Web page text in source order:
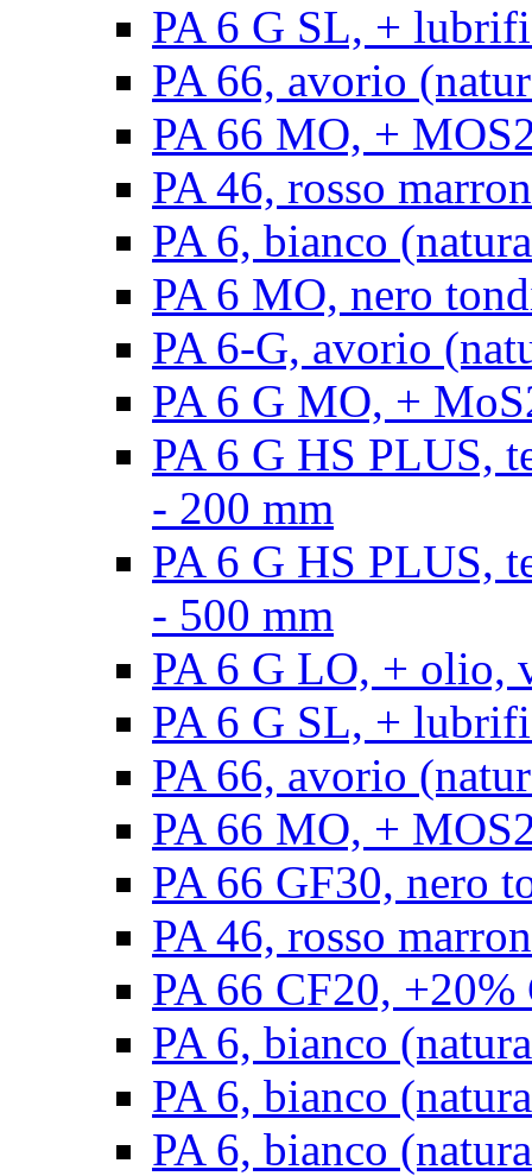
PA 6 G SL, +
PA 66, avorio
PA 66 MO, +
PA 46, rosso
PA 6, bianco
PA 6 MO, nero
PA 6-G, avorio
PA 6 G MO, +
PA 6 G HS PLUS,
- 200 mm
PA 6 G HS PLUS,
- 500 mm
PA 6 G LO, + olio,
PA 6 G SL, +
PA 66, avorio
PA 66 MO, +
PA 66 GF30, nero
PA 46, rosso
PA 66 CF20,
PA 6, bianco
PA 6, bianco
PA 6, bianco